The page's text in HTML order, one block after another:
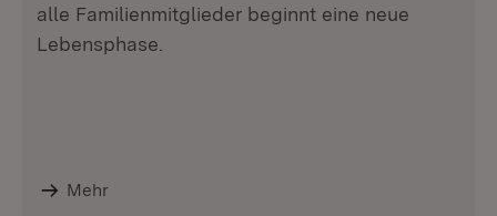
alle Familienmitglieder beginnt eine neue
Lebensphase.
Mehr